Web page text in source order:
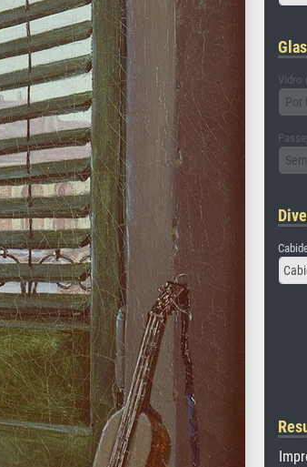
Vidro
Por